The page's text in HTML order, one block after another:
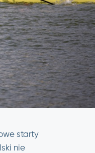
starty
nie